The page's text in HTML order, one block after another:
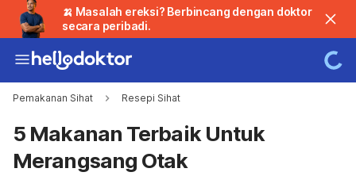
🍌 Masalah ereksi? Berbincang dengan doktor
secara peribadi.
Pemakanan Sihat Resepi Sihat
5 Makanan Terbaik Untuk
Merangsang Otak